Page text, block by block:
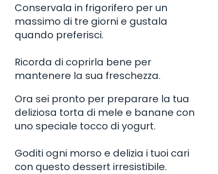
Conservala in frigorifero per un
massimo di tre giorni e gustala
quando preferisci.
Ricorda di coprirla bene per
mantenere la sua freschezza.
Ora sei pronto per preparare la tua
deliziosa torta di mele e banane con
uno speciale tocco di yogurt.
Goditi ogni morso e delizia i tuoi cari
con questo dessert irresistibile.